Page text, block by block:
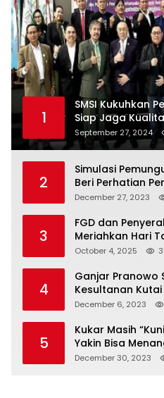
1
SMSI Kukuhkan
Siap Jaga
Indonesia
September 27, 2024
2
Simulasi
Beri Perhatian
December 27, 2023
3
FGD dan
Meriahkan Hari
October 4, 2025
4
Ganjar Pranowo
Kesultanan
December 6, 2023
5
Kukar Masih
Yakin Bisa
December 30, 2023